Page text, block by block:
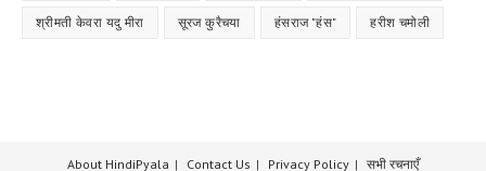
श्रीमती केवरा यदु मीरा सूरज कुरैचया हंसराज "हंस" हरीश चमोली
About HindiPyala Contact Us Privacy Policy सभी रचनाएँ